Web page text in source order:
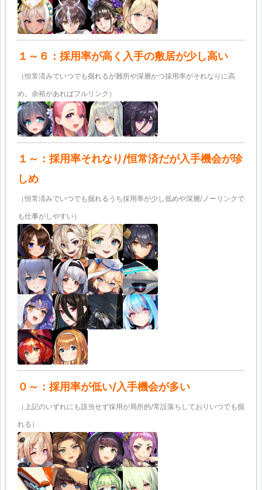
１～６：採用率が高く入手の敷居が少し高い
（恒常済みでいつでも掘れるが難所や深層かつ採用率がそれなりに高
め。余裕があればフルリンク）
１～：採用率それなり/恒常済だが入手機会が珍
しめ
（恒常済みでいつでも掘れるうち採用率が少し低めや深層/ノーリンクで
も仕事がしやすい）
０～：採用率が低い/入手機会が多い
（上記のいずれにも該当せず採用が局所的/常設落ちしておりいつでも掘
れる）